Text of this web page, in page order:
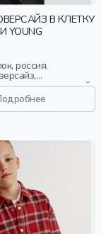
В КЛЕТКУ
ИЗ ЛИНЕЙКИ YOUNG
длинные, длинный
складки,
карман,